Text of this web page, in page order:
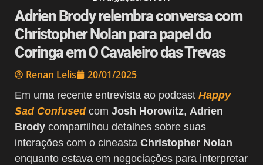
Adrien Brody relembra conversa com
Christopher Nolan para papel do
Coringa em O Cavaleiro das Trevas
Renan Lelis 20/01/2025
Em uma recente entrevista ao podcast Happy
Sad Confusedcom Josh Horowitz, Adrien
Brody compartilhou detalhes sobre suas
interações com o cineasta Christopher Nolan
enquanto estava em negociações para interpretar